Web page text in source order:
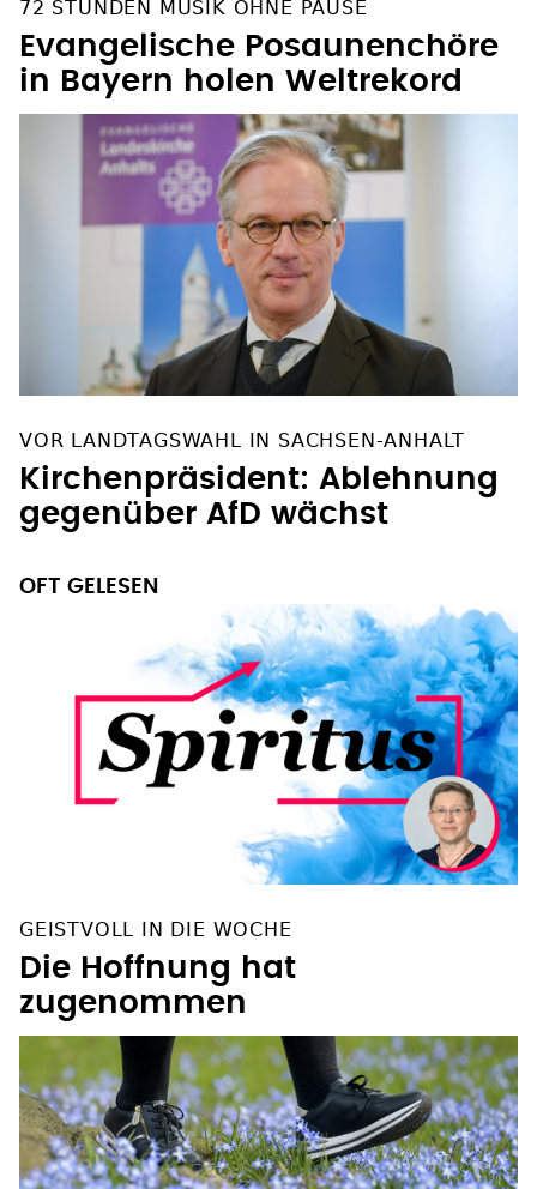
72 STUNDEN MUSIK OHNE PAUSE
Evangelische Posaunenchöre
in Bayern holen Weltrekord
VOR LANDTAGSWAHL IN SACHSEN-ANHALT
Kirchenpräsident: Ablehnung
gegenüber AfD wächst
GEISTVOLL IN DIE WOCHE
Die Hoffnung hat
zugenommen